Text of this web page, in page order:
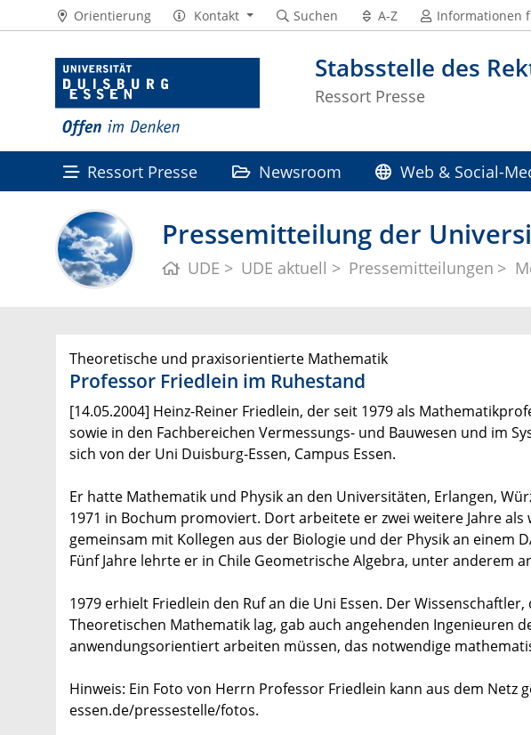
Stabsstelle des
Ressort Presse
Orientierung Kontakt Suchen A-Z Informationen
Ressort Presse Newsroom Web & Social-
Pressemitteilung der
UDE UDE aktuell Pressemitteilungen
Theoretische und praxisorientierte Mathematik
Professor Friedlein im Ruhestand
[14.05.2004] Heinz-Reiner Friedlein, der seit 1979 als
sowie in den Fachbereichen Vermessungs- und Bauwesen und im
sich von der Uni Duisburg-Essen, Campus Essen.
Er hatte Mathematik und Physik an den Universitäten, Erlangen,
1971 in Bochum promoviert. Dort arbeitete er zwei weitere Jahre
gemeinsam mit Kollegen aus der Biologie und der Physik an einem
Fünf Jahre lehrte er in Chile Geometrische Algebra, unter anderem
1979 erhielt Friedlein den Ruf an die Uni Essen. Der
Theoretischen Mathematik lag, gab auch angehenden Ingenieuren
anwendungsorientiert arbeiten müssen, das notwendige
Hinweis: Ein Foto von Herrn Professor Friedlein kann aus dem Netz
essen.de/pressestelle/fotos.